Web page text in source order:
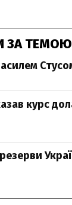
ЗА ТЕМОЮ
курс